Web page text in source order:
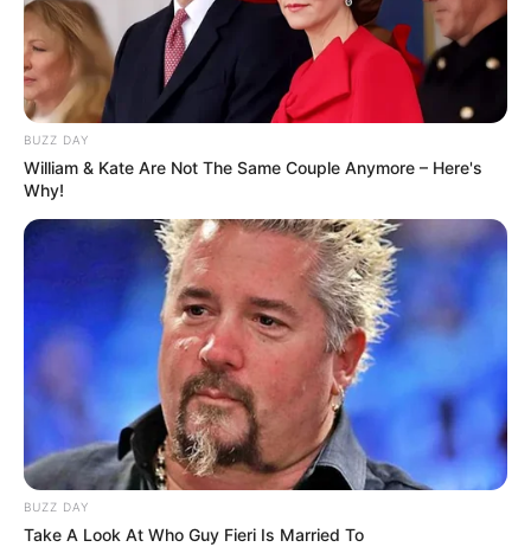
LIHAT ARTIKEL LAINNYA
BUZZ DAY
William & Kate Are Not The Same Couple Anymore – Here's
Why!
BUZZ DAY
Take A Look At Who Guy Fieri Is Married To